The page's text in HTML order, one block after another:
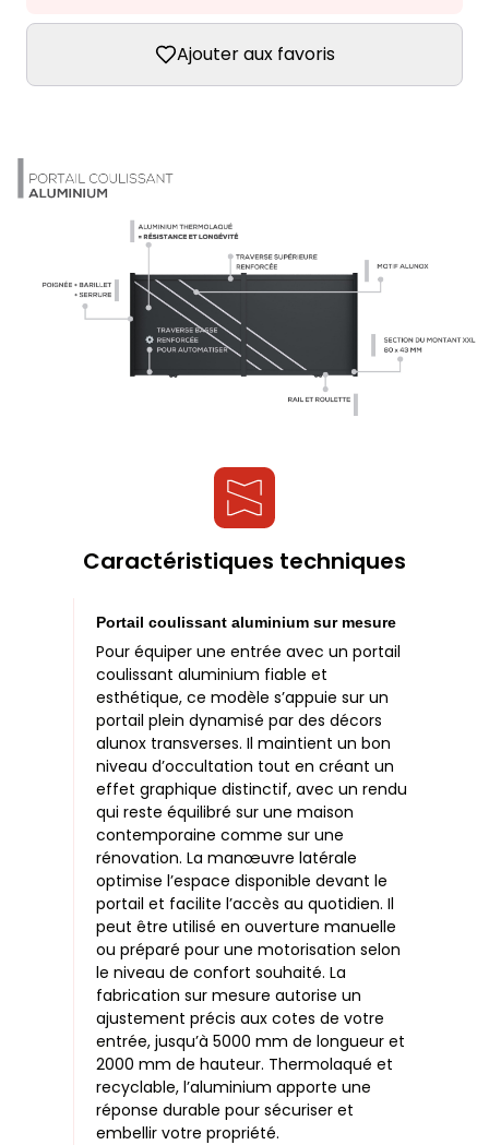
Ajouter aux favoris
Caractéristiques techniques
Portail coulissant aluminium sur mesure
Pour équiper une entrée avec un portail
coulissant aluminium fiable et
esthétique, ce modèle s’appuie sur un
portail plein dynamisé par des décors
alunox transverses. Il maintient un bon
niveau d’occultation tout en créant un
effet graphique distinctif, avec un rendu
qui reste équilibré sur une maison
contemporaine comme sur une
rénovation. La manœuvre latérale
optimise l’espace disponible devant le
portail et facilite l’accès au quotidien. Il
peut être utilisé en ouverture manuelle
ou préparé pour une motorisation selon
le niveau de confort souhaité. La
fabrication sur mesure autorise un
ajustement précis aux cotes de votre
entrée, jusqu’à 5000 mm de longueur et
2000 mm de hauteur. Thermolaqué et
recyclable, l’aluminium apporte une
réponse durable pour sécuriser et
embellir votre propriété.